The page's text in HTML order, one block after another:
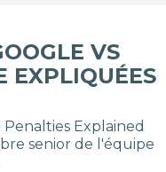
VS
EXPLIQUÉES
Explained
senior de l'équipe